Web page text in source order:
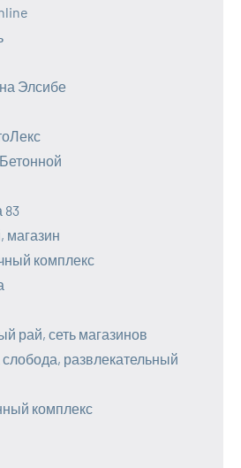
Элсибе
83
магазин
комплекс
рай, сеть магазинов
развлекательный
комплекс